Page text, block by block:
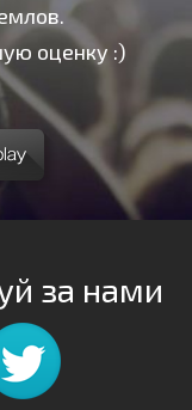
оценку :)
за нами